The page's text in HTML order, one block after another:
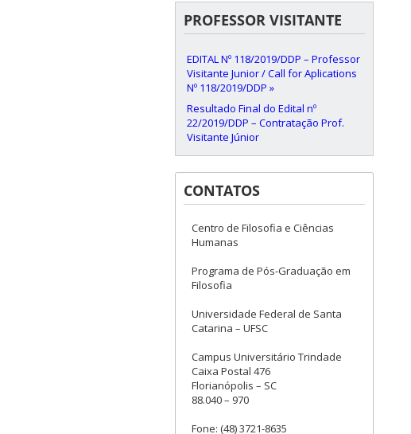
PROFESSOR VISITANTE
EDITAL Nº 118/2019/DDP – Professor
Visitante Junior / Call for Aplications
Nº 118/2019/DDP »
Resultado Final do Edital nº
22/2019/DDP – Contratação Prof.
Visitante Júnior
CONTATOS
Centro de Filosofia e Ciências
Humanas
Programa de Pós-Graduação em
Filosofia
Universidade Federal de Santa
Catarina – UFSC
Campus Universitário Trindade
Caixa Postal 476
Florianópolis – SC
88.040 – 970
Fone: (48) 3721-8635